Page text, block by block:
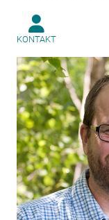
KONTAKT